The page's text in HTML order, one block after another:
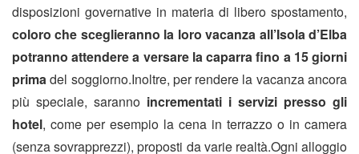
disposizioni governative in materia di libero spostamento,
coloro che sceglieranno la loro vacanza all’Isola d’Elba
potranno attendere a versare la caparra fino a 15 giorni
primadel soggiorno.Inoltre, per rendere la vacanza ancora
più speciale, saranno incrementati i servizi presso gli
hotel, come per esempio la cena in terrazzo o in camera
(senza sovrapprezzi), proposti da varie realtà.Ogni alloggio